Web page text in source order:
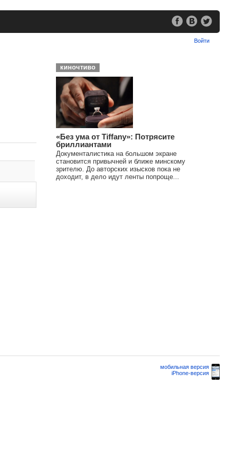
Войти
киночтиво
«Без ума от Tiffany»: Потрясите
бриллиантами
Документалистика на большом экране
становится привычней и ближе минскому
зрителю. До авторских изысков пока не
доходит, в дело идут ленты попроще...
мобильная версия
iPhone-версия